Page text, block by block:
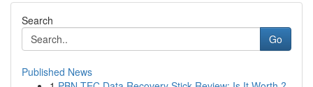
Search
Go
Published News